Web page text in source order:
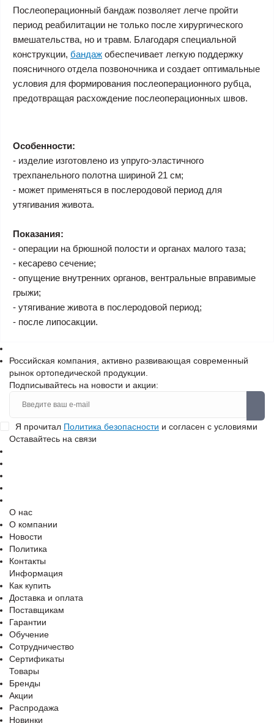
Послеоперационный бандаж позволяет легче пройти
период реабилитации не только после хирургического
вмешательства, но и травм. Благодаря специальной
конструкции, бандаж обеспечивает легкую поддержку
поясничного отдела позвоночника и создает оптимальные
условия для формирования послеоперационного рубца,
предотвращая расхождение послеоперационных швов.
Особенности:
- изделие изготовлено из упруго-эластичного
трехпанельного полотна шириной 21 см;
- может применяться в послеродовой период для
утягивания живота.
Показания:
- операции на брюшной полости и органах малого таза;
- кесарево сечение;
- опущение внутренних органов, вентральные вправимые
грыжи;
- утягивание живота в послеродовой период;
- после липосакции.
Российская компания, активно развивающая современный
рынок ортопедической продукции.
Подписывайтесь на новости и акции:
Я прочитал Политика безопасности и согласен с условиями
Оставайтесь на связи
О нас
О компании
Новости
Политика
Контакты
Информация
Как купить
Доставка и оплата
Поставщикам
Гарантии
Обучение
Сотрудничество
Сертификаты
Товары
Бренды
Акции
Распродажа
Новинки